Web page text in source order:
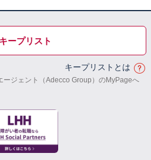
キープリスト
キープリストとは
ージェント（Adecco Group）のMyPageへ